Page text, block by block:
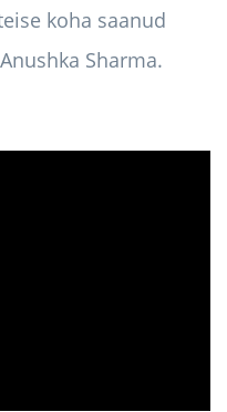
koha saanud
Sharma.